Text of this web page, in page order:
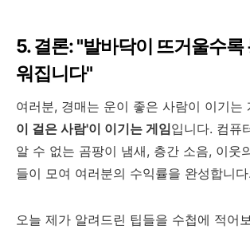
5. 결론: "발바닥이 뜨거울수록
워집니다"
여러분, 경매는 운이 좋은 사람이 이기는
이 걸은 사람'이 이기는 게임입니다. 컴퓨
알 수 없는 곰팡이 냄새, 층간 소음, 이웃
들이 모여 여러분의 수익률을 완성합니다.
오늘 제가 알려드린 팁들을 수첩에 적어